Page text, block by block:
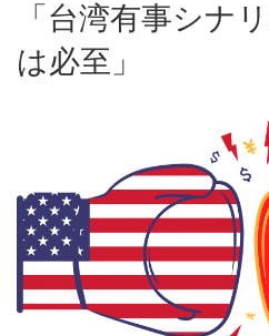
「台湾有事シナ
は必至」